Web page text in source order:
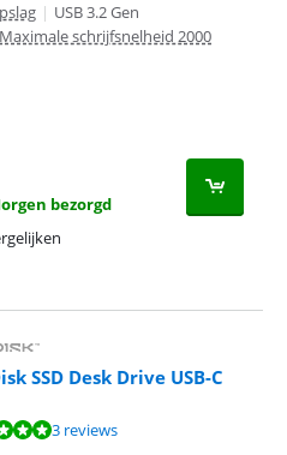
| USB 3.2 Gen
Maximale schrijfsnelheid 2000
bezorgd
SSD Desk Drive USB-C
op 3 reviews.
3 reviews